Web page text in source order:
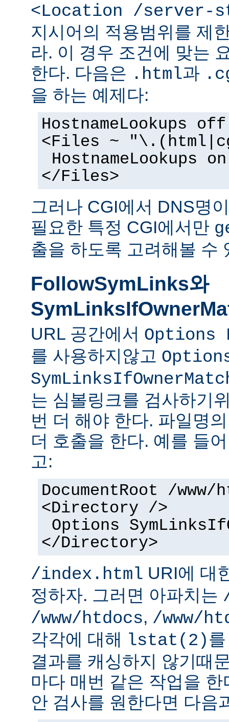
<Location /server-
지시어의 적용범위를 제
라. 이 경우 조건에 맞는
한다. 다음은 .html과
을 하는 예제다:
HostnameLookups off
<Files ~
HostnameLookups on
</Files>
그러나 CGI에서 DNS명
필요한 특정 CGI에서만
출을 하도록 고려해볼 수
FollowSymLinks와
URL 공간에서 Options
를 사용하지않고
는 심볼링크를 검사하기
번 더 해야 한다. 파일명
더 호출을 한다. 예를 들
고:
DocumentRoot /www/
<Directory />
Options
</Directory>
/index.html URI에 대
정하자. 그러면 아파치는
/www/htdocs, /www/
각각에 대해
lstat(2)
결과를 캐싱하지 않기때
마다 매번 같은 작업을
안 검사를 원한다면 다음